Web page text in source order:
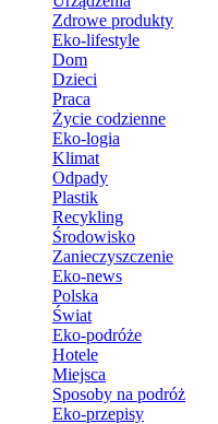
Zdrowe produkty
Eko-lifestyle
Dom
Dzieci
Praca
Życie codzienne
Eko-logia
Klimat
Odpady
Plastik
Recykling
Środowisko
Zanieczyszczenie
Eko-news
Polska
Świat
Eko-podróże
Hotele
Miejsca
Sposoby na podróż
Eko-przepisy